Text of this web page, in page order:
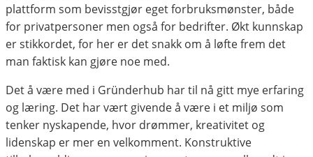
plattform som bevisstgjør eget forbruksmønster, både
for privatpersoner men også for bedrifter. Økt kunnskap
er stikkordet, for her er det snakk om å løfte frem det
man faktisk kan gjøre noe med.
Det å være med i Gründerhub har til nå gitt mye erfaring
og læring. Det har vært givende å være i et miljø som
tenker nyskapende, hvor drømmer, kreativitet og
lidenskap er mer en velkomment. Konstruktive